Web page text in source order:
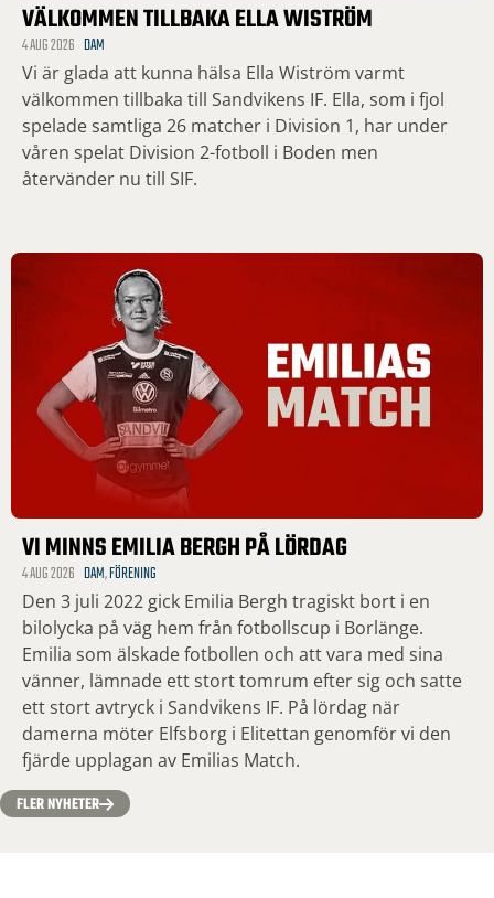
VÄLKOMMEN TILLBAKA ELLA WISTRÖM
4 AUG 2026 DAM
Vi är glada att kunna hälsa Ella Wiström varmt
välkommen tillbaka till Sandvikens IF. Ella, som i fjol
spelade samtliga 26 matcher i Division 1, har under
våren spelat Division 2-fotboll i Boden men
återvänder nu till SIF.
VI MINNS EMILIA BERGH PÅ LÖRDAG
4 AUG 2026 DAM,FÖRENING
Den 3 juli 2022 gick Emilia Bergh tragiskt bort i en
bilolycka på väg hem från fotbollscup i Borlänge.
Emilia som älskade fotbollen och att vara med sina
vänner, lämnade ett stort tomrum efter sig och satte
ett stort avtryck i Sandvikens IF. På lördag när
damerna möter Elfsborg i Elitettan genomför vi den
fjärde upplagan av Emilias Match.
FLER NYHETER